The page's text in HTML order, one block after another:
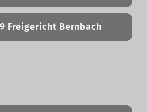
Freigericht Bernbach